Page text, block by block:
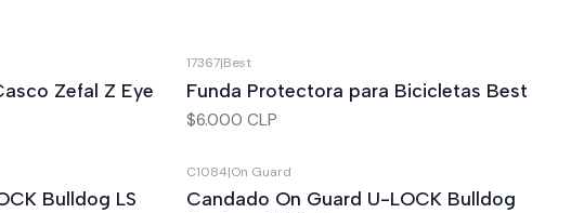
Zefal Z Eye
17367|Best
Funda Protectora para Bicicletas Best
$6.000 CLP
Bulldog LS
-11%OFF
Agotado
C1084|On Guard
Candado On Guard U-LOCK Bulldog